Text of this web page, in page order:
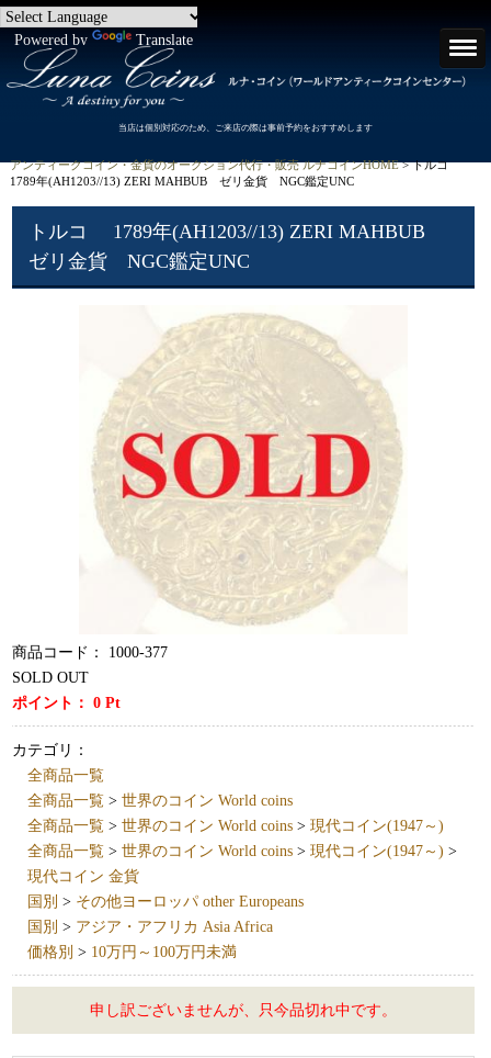
Powered by Translate
当店は個別対応のため、ご来店の際は事前予約をおすすめします
アンティークコイン・金貨のオークション代行・販売 ルナコインHOME> トルコ
1789年(AH1203//13) ZERI MAHBUB ゼリ金貨 NGC鑑定UNC
トルコ 1789年(AH1203//13) ZERI MAHBUB
ゼリ金貨 NGC鑑定UNC
商品コード：
1000-377
SOLD OUT
ポイント：0 Pt
カテゴリ：
全商品一覧
全商品一覧 >世界のコイン World coins
全商品一覧 >世界のコイン World coins >現代コイン(1947～)
全商品一覧 >世界のコイン World coins >現代コイン(1947～) >
現代コイン 金貨
国別 > その他ヨーロッパ other Europeans
国別 > アジア・アフリカ Asia Africa
価格別 > 10万円～100万円未満
申し訳ございませんが、只今品切れ中です。